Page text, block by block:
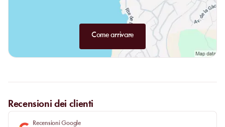
Come arrivare
Recensioni dei clienti
Recensioni Google